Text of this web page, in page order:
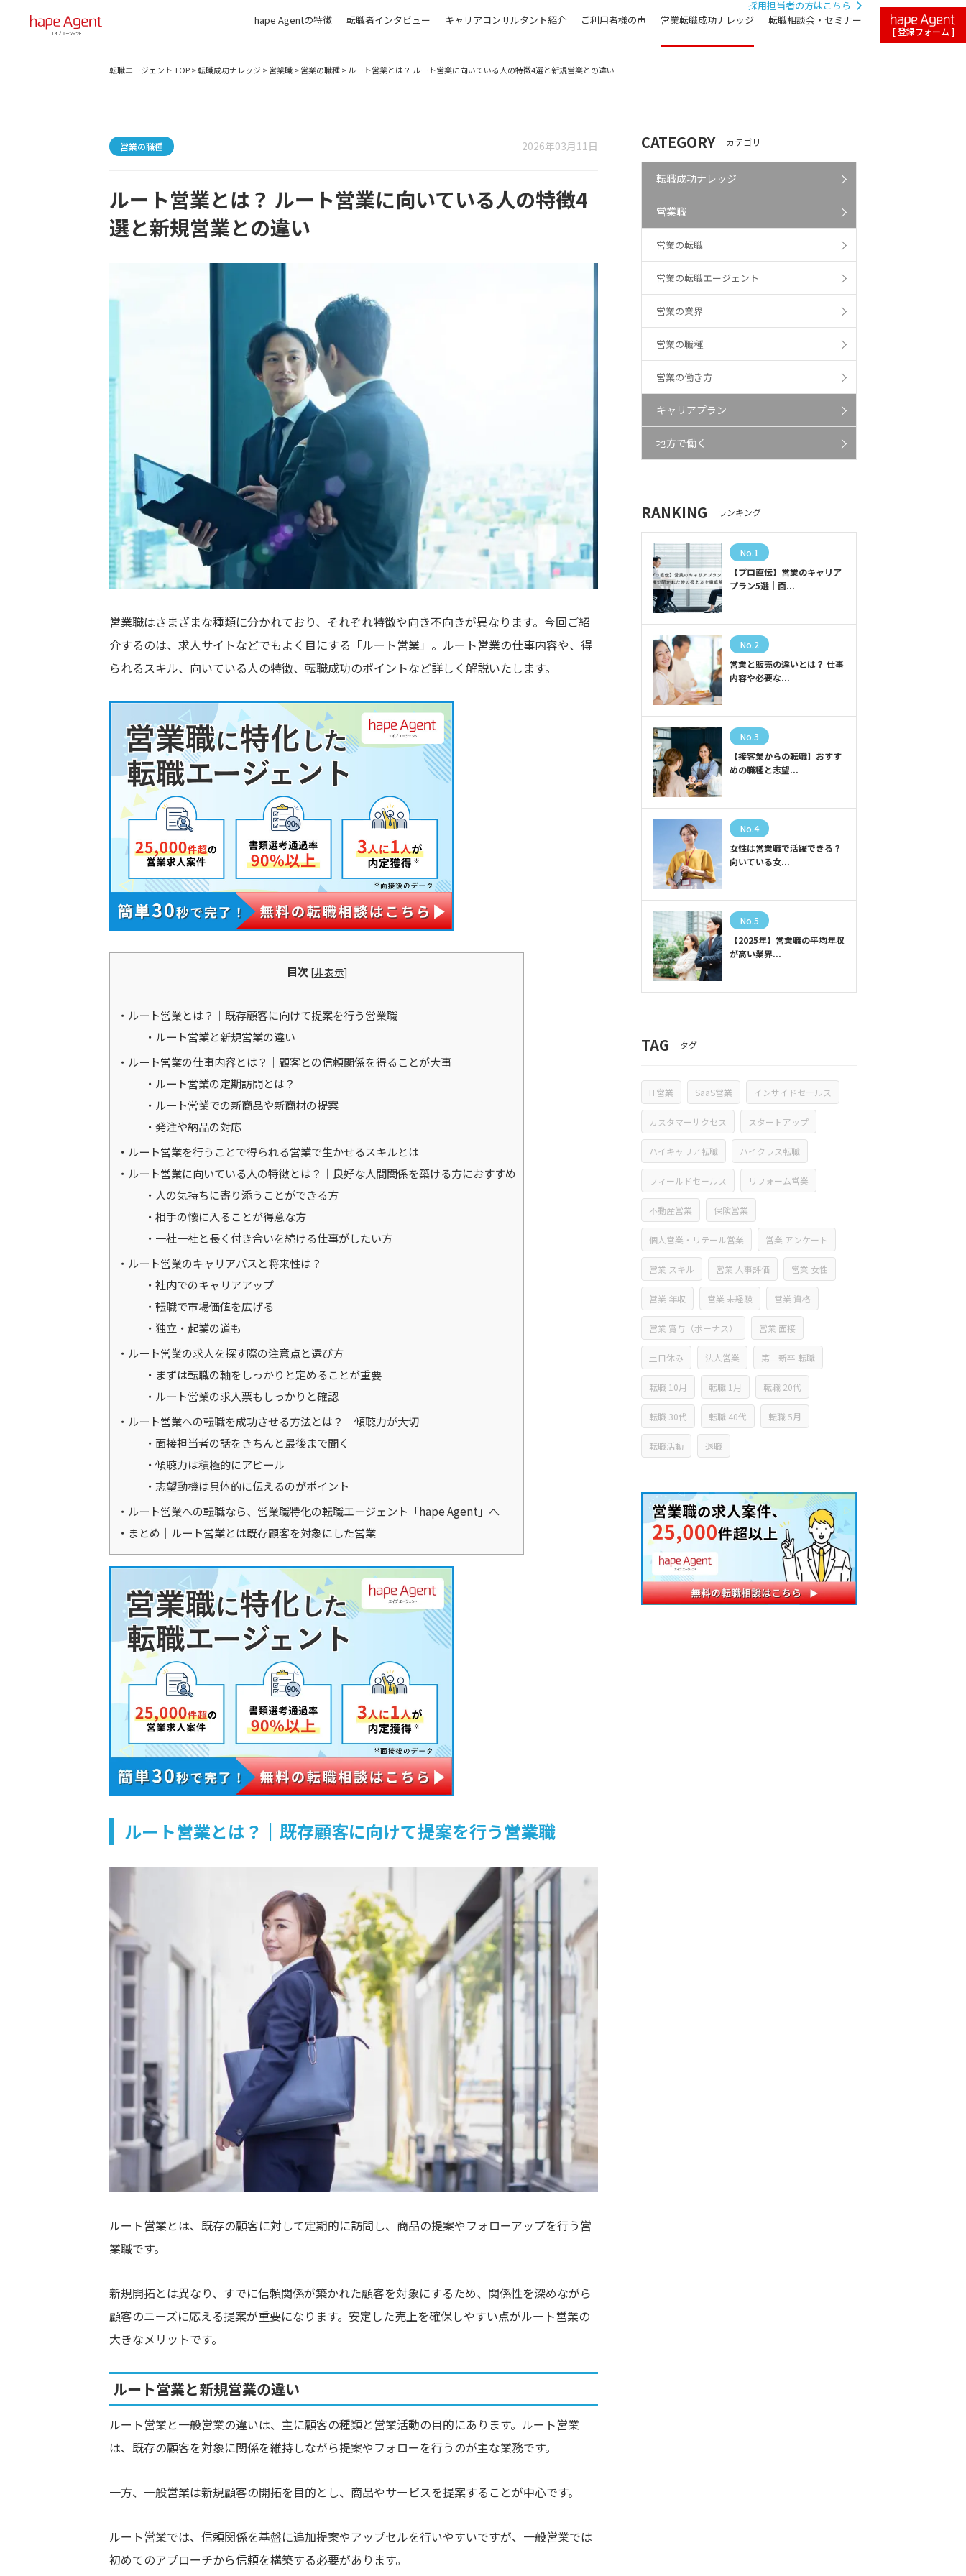
採用担当者の方はこちら
hape Agentの特徴
転職者インタビュー キャリアコンサルタント紹介 ご利用者様の声 営業転職成功ナレッジ 転職相談会・セミナー
[ 登録フォーム ]
転職エージェント TOP>転職成功ナレッジ>営業職>営業の職種>ルート営業とは？ ルート営業に向いている人の特徴4選と新規営業との違い
営業の職種 2026年03月11日
ルート営業とは？ ルート営業に向いている人の特徴4
選と新規営業との違い
営業職はさまざまな種類に分かれており、それぞれ特徴や向き不向きが異なります。今回ご紹
介するのは、求人サイトなどでもよく目にする「ルート営業」。ルート営業の仕事内容や、得
られるスキル、向いている人の特徴、転職成功のポイントなど詳しく解説いたします。
目次 [非表示]
ルート営業とは？｜既存顧客に向けて提案を行う営業職
ルート営業と新規営業の違い
ルート営業の仕事内容とは？｜顧客との信頼関係を得ることが大事
ルート営業の定期訪問とは？
ルート営業での新商品や新商材の提案
発注や納品の対応
ルート営業を行うことで得られる営業で生かせるスキルとは
ルート営業に向いている人の特徴とは？｜良好な人間関係を築ける方におすすめ
人の気持ちに寄り添うことができる方
相手の懐に入ることが得意な方
一社一社と長く付き合いを続ける仕事がしたい方
ルート営業のキャリアパスと将来性は？
社内でのキャリアアップ
転職で市場価値を広げる
独立・起業の道も
ルート営業の求人を探す際の注意点と選び方
まずは転職の軸をしっかりと定めることが重要
ルート営業の求人票もしっかりと確認
ルート営業への転職を成功させる方法とは？｜傾聴力が大切
面接担当者の話をきちんと最後まで聞く
傾聴力は積極的にアピール
志望動機は具体的に伝えるのがポイント
ルート営業への転職なら、営業職特化の転職エージェント「hape Agent」へ
まとめ｜ルート営業とは既存顧客を対象にした営業
ルート営業とは？｜既存顧客に向けて提案を行う営業職
ルート営業とは、既存の顧客に対して定期的に訪問し、商品の提案やフォローアップを行う営
業職です。
新規開拓とは異なり、すでに信頼関係が築かれた顧客を対象にするため、関係性を深めながら
顧客のニーズに応える提案が重要になります。安定した売上を確保しやすい点がルート営業の
大きなメリットです。
ルート営業と新規営業の違い
ルート営業と一般営業の違いは、主に顧客の種類と営業活動の目的にあります。ルート営業
は、既存の顧客を対象に関係を維持しながら提案やフォローを行うのが主な業務です。
一方、一般営業は新規顧客の開拓を目的とし、商品やサービスを提案することが中心です。
ルート営業では、信頼関係を基盤に追加提案やアップセルを行いやすいですが、一般営業では
初めてのアプローチから信頼を構築する必要があります。
CATEGORY カテゴリ
転職成功ナレッジ
営業職
営業の転職
営業の転職エージェント
営業の業界
営業の職種
営業の働き方
キャリアプラン
地方で働く
RANKING ランキング
No.1
【プロ直伝】営業のキャリア
プラン5選｜面...
No.2
営業と販売の違いとは？ 仕事
内容や必要な...
No.3
【接客業からの転職】おすす
めの職種と志望...
No.4
女性は営業職で活躍できる？
向いている女...
No.5
【2025年】営業職の平均年収
が高い業界...
TAG タグ
IT営業 SaaS営業 インサイドセールス
カスタマーサクセス スタートアップ
ハイキャリア転職 ハイクラス転職
フィールドセールス リフォーム営業
不動産営業 保険営業
個人営業・リテール営業 営業 アンケート
営業 スキル 営業 人事評価 営業 女性
営業 年収 営業 未経験 営業 資格
営業 賞与（ボーナス） 営業 面接
土日休み 法人営業 第二新卒 転職
転職 10月 転職 1月 転職 20代
転職 30代 転職 40代 転職 5月
転職活動 退職